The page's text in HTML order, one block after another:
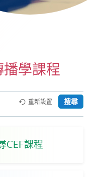
學課程
CEF課程
重新設置 搜尋